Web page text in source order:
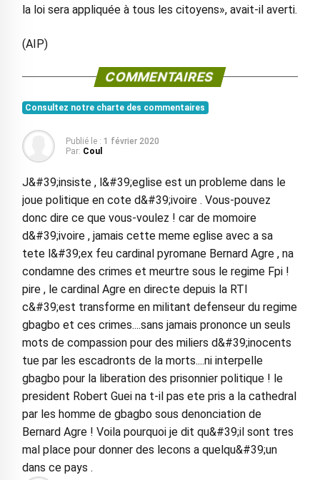
la loi sera appliquée à tous les citoyens», avait-il averti.
(AIP)
COMMENTAIRES
Consultez notre charte des commentaires
Publié le : 1 février 2020
Par: Coul
J&#39;insiste , l&#39;eglise est un probleme dans le
joue politique en cote d&#39;ivoire . Vous-pouvez
donc dire ce que vous-voulez ! car de momoire
d&#39;ivoire , jamais cette meme eglise avec a sa
tete l&#39;ex feu cardinal pyromane Bernard Agre , na
condamne des crimes et meurtre sous le regime Fpi !
pire , le cardinal Agre en directe depuis la RTI
c&#39;est transforme en militant defenseur du regime
gbagbo et ces crimes....sans jamais prononce un seuls
mots de compassion pour des miliers d&#39;inocents
tue par les escadronts de la morts....ni interpelle
gbagbo pour la liberation des prisonnier politique ! le
president Robert Guei na t-il pas ete pris a la cathedral
par les homme de gbagbo sous denonciation de
Bernard Agre ! Voila pourquoi je dit qu&#39;il sont tres
mal place pour donner des lecons a quelqu&#39;un
dans ce pays .